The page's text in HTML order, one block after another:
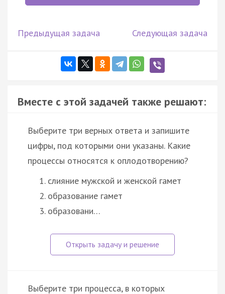
Предыдущая задача Следующая задача
Вместе с этой задачей также решают:
Выберите три верных ответа и запишите
цифры, под которыми они указаны. Какие
процессы относятся к оплодотворению?
слияние мужской и женской гамет
образование гамет
образовани…
Выберите три процесса, в которых